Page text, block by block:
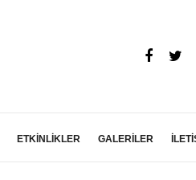
ETKİNLİKLER GALERİLER